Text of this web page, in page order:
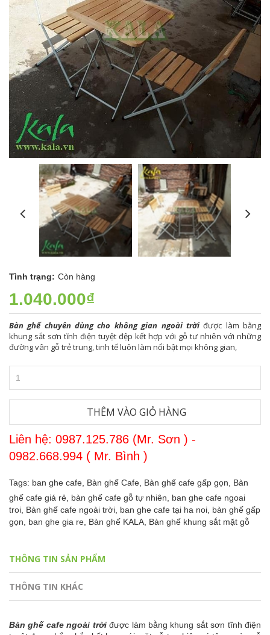
Tình trạng: Còn hàng
1.040.000₫
Bàn ghế chuyên dùng cho không gian ngoài trờiđược làm bằng
khung sắt sơn tĩnh điện tuyệt đệp kết hợp với gỗ tư nhiên với những
đường vân gỗ trẻ trung, tinh tế luôn làm nổi bật mọi không gian,
THÊM VÀO GIỎ HÀNG
Liên hệ: 0987.125.786 (Mr. Sơn ) -
0982.668.994 ( Mr. Bình )
Tags: ban ghe cafe, Bàn ghế Cafe, Bàn ghế cafe gấp gọn, Bàn
ghế cafe giá rẻ, bàn ghế cafe gỗ tự nhiên, ban ghe cafe ngoai
troi, Bàn ghế cafe ngoài trời, ban ghe cafe tại ha noi, bàn ghế gấp
gọn, ban ghe gia re, Bàn ghế KALA, Bàn ghế khung sắt mặt gỗ
THÔNG TIN SẢN PHẨM
THÔNG TIN KHÁC
Bàn ghế cafe ngoài trờiđược làm bằng khung sắt sơn tĩnh điện